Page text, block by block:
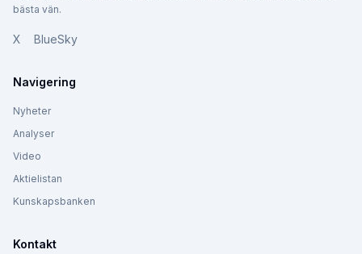
bästa vän.
X BlueSky
Navigering
Nyheter
Analyser
Video
Aktielistan
Kunskapsbanken
Kontakt